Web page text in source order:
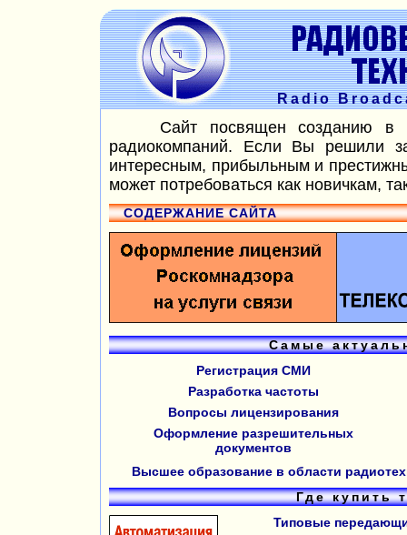
Radio
Сайт посвящен созданию в
радиокомпаний. Если Вы решили
интересным, прибыльным и
может потребоваться как новичкам,
СОДЕРЖАНИЕ САЙТА
Самые
Регистрация СМИ
Разработка частоты
Вопросы лицензирования
Оформление разрешительных
документов
Высшее образование в области
Где купить
Типовые